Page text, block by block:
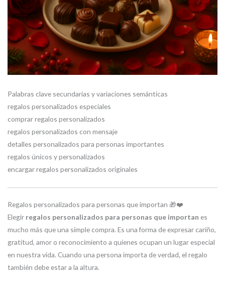
Palabras clave secundarias y variaciones semánticas
regalos personalizados especiales
comprar regalos personalizados
regalos personalizados con mensaje
detalles personalizados para personas importantes
regalos únicos y personalizados
encargar regalos personalizados originales
Regalos personalizados para personas que importan 🎁❤️
Elegir regalos personalizados para personas que importan es
mucho más que una simple compra. Es una forma de expresar cariño,
gratitud, amor o reconocimiento a quienes ocupan un lugar especial
en nuestra vida. Cuando una persona importa de verdad, el regalo
también debe estar a la altura.